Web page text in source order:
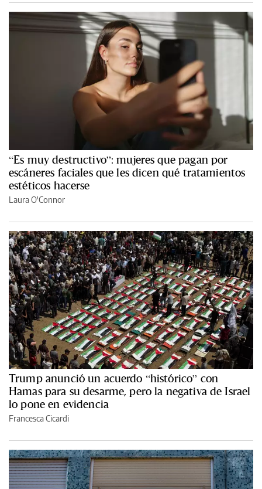
“Es muy destructivo”: mujeres que pagan por
escáneres faciales que les dicen qué tratamientos
estéticos hacerse
Laura O'Connor
Trump anunció un acuerdo “histórico” con
Hamas para su desarme, pero la negativa de Israel
lo pone en evidencia
Francesca Cicardi